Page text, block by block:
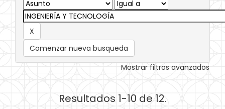
Comenzar nueva busqueda
Mostrar filtros avanzados
Resultados 1-10 de 12.